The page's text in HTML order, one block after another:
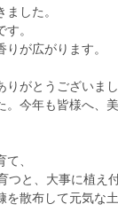
した。
。
が広がります。
がとうございま
今年も皆様へ、
、
と、大事に植え
散布して元気な